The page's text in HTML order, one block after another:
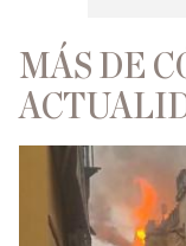
MÁS DE